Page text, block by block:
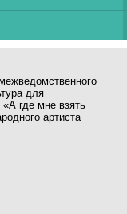
для
«А где мне взять
артиста